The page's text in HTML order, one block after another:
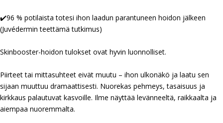
✔️96 % potilaista totesi ihon laadun parantuneen hoidon jälkeen
(Juvédermin teettämä tutkimus)
Skinbooster-hoidon tulokset ovat hyvin luonnolliset.
Piirteet tai mittasuhteet eivät muutu – ihon ulkonäkö ja laatu sen
sijaan muuttuu dramaattisesti. Nuorekas pehmeys, tasaisuus ja
kirkkaus palautuvat kasvoille. Ilme näyttää levänneeltä, raikkaalta ja
aiempaa nuoremmalta.